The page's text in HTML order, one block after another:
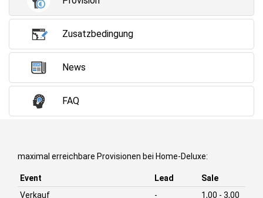
Zusatzbedingung
News
FAQ
maximal erreichbare Provisionen bei Home-Deluxe:
Event Lead
Sale
Verkauf
-
1,00 - 3,00